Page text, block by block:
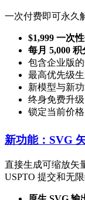
一次付费即可永久
$1,999 一次
每月 5,000
包含企业版
最高优先级生
新模型与新
终身免费升级
锁定当前价
新功能：SVG
直接生成可缩放
USPTO 提交和无限